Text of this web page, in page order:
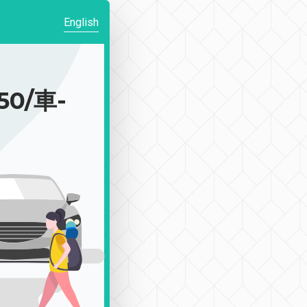
English
車-